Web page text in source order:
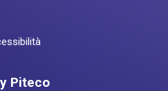
Piteco